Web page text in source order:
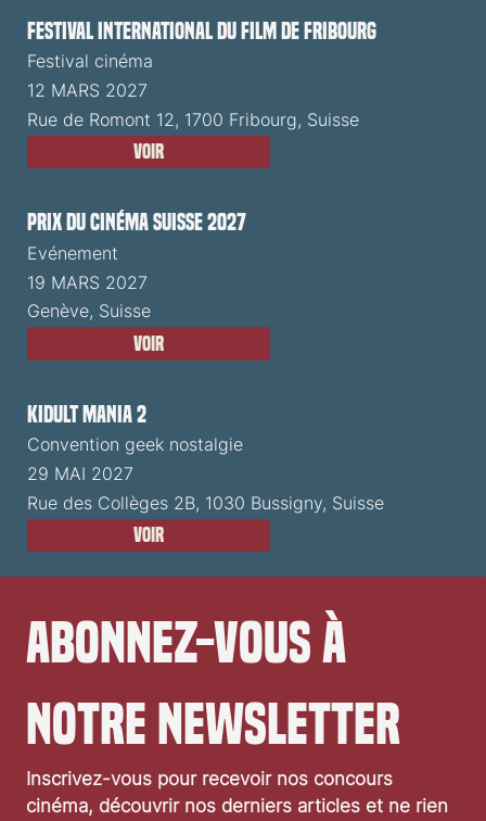
Festival International du Film de Fribourg
Festival cinéma
12 MARS 2027
Rue de Romont 12, 1700 Fribourg, Suisse
Voir
Prix du Cinéma Suisse 2027
Evénement
19 MARS 2027
Genève, Suisse
Voir
Kidult Mania 2
Convention geek nostalgie
29 MAI 2027
Rue des Collèges 2B, 1030 Bussigny, Suisse
Voir
Abonnez-vous à
notre newsletter
Inscrivez-vous pour recevoir nos concours
cinéma, découvrir nos derniers articles et ne rien